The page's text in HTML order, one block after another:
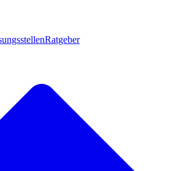
Ratgeber